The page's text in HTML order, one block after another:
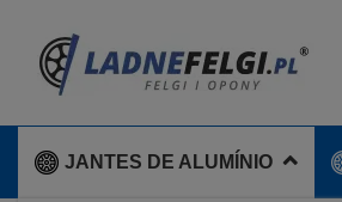
JANTES DE ALUMÍNIO